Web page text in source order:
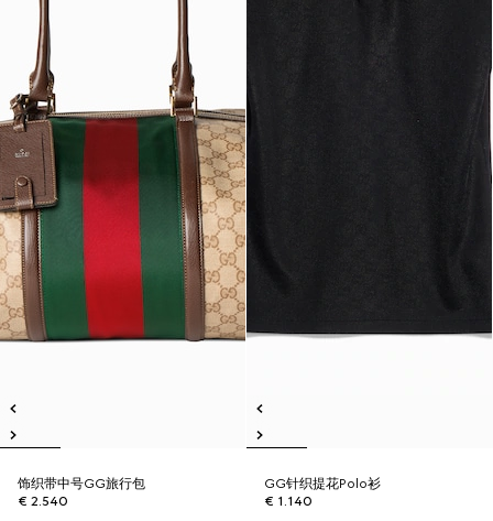
饰织带中号GG旅行包
€ 2.540
GG针织提花Polo衫
€ 1.140